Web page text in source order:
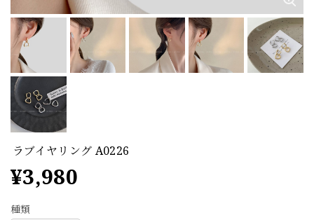
ラブイヤリング A0226
¥3,980
種類